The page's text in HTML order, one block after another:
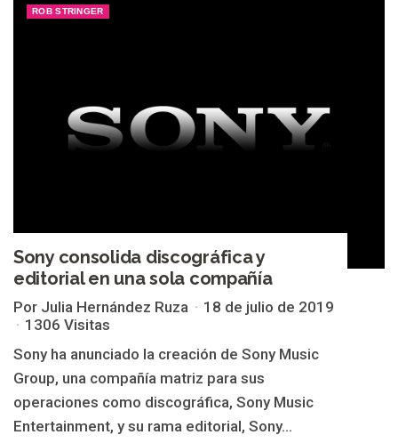
ROB STRINGER
Sony consolida discográfica y
editorial en una sola compañía
Por Julia Hernández Ruza
18 de julio de 2019
1306 Visitas
Sony ha anunciado la creación de Sony Music
Group, una compañía matriz para sus
operaciones como discográfica, Sony Music
Entertainment, y su rama editorial, Sony...